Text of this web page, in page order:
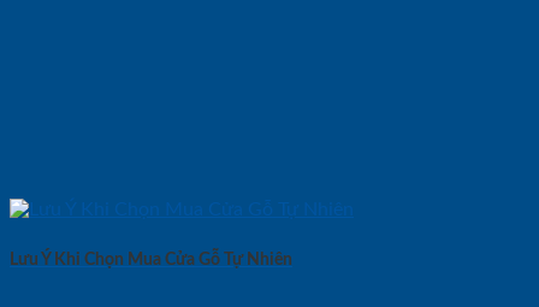
Lưu Ý Khi Chọn Mua Cửa Gỗ Tự Nhiên